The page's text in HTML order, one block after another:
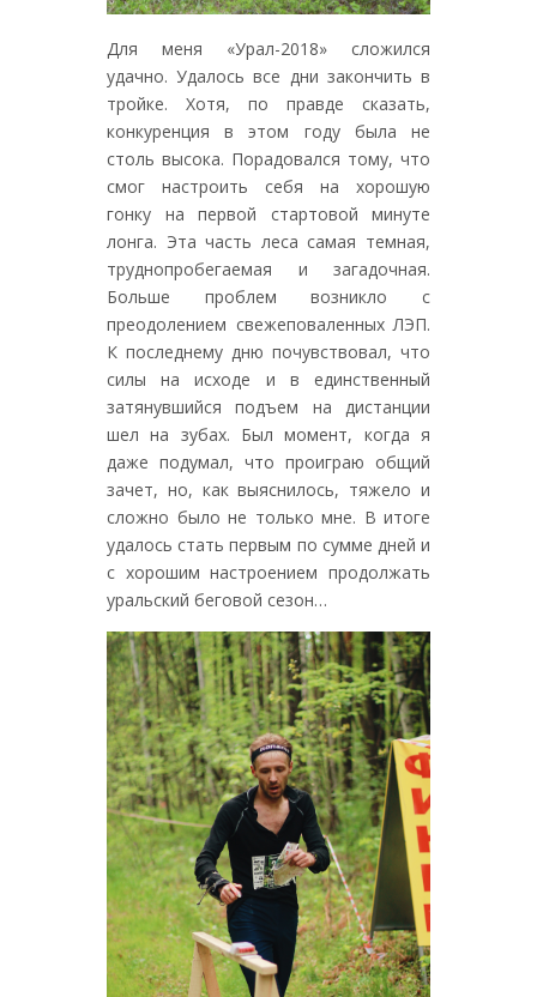
Для меня «Урал-2018» сложился
удачно. Удалось все дни закончить в
тройке. Хотя, по правде сказать,
конкуренция в этом году была не
столь высока. Порадовался тому, что
смог настроить себя на хорошую
гонку на первой стартовой минуте
лонга. Эта часть леса самая темная,
труднопробегаемая и загадочная.
Больше проблем возникло с
преодолением свежеповаленных ЛЭП.
К последнему дню почувствовал, что
силы на исходе и в единственный
затянувшийся подъем на дистанции
шел на зубах. Был момент, когда я
даже подумал, что проиграю общий
зачет, но, как выяснилось, тяжело и
сложно было не только мне. В итоге
удалось стать первым по сумме дней и
с хорошим настроением продолжать
уральский беговой сезон…